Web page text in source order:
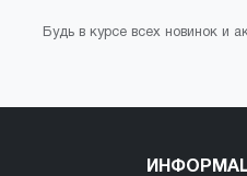
Будь в курсе всех новинок и